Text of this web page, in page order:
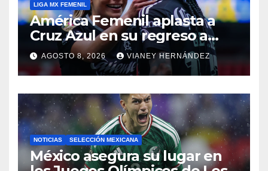
LIGA MX FEMENIL
América Femenil aplasta a
Cruz Azul en su regreso a
casa
AGOSTO 8, 2026 VIANEY HERNÁNDEZ
NOTICIAS SELECCIÓN MEXICANA
México asegura su lugar en